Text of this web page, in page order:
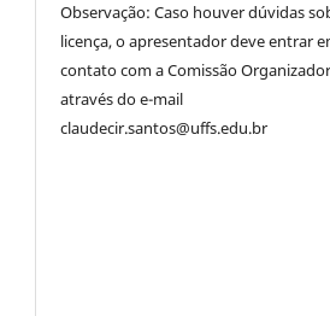
Observação: Caso houver dúvidas
licença, o apresentador deve entrar
contato com a Comissão
através do e-mail
claudecir.santos@uffs.edu.br